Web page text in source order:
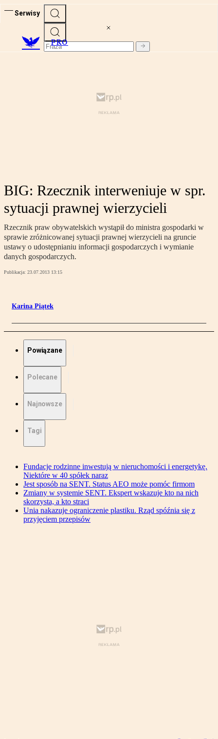
Serwisy
PRO
BIG: Rzecznik interweniuje w spr.
sytuacji prawnej wierzycieli
Rzecznik praw obywatelskich wystąpił do ministra gospodarki w
sprawie zróżnicowanej sytuacji prawnej wierzycieli na gruncie
ustawy o udostępnianiu informacji gospodarczych i wymianie
danych gospodarczych.
Publikacja: 23.07.2013 13:15
Karina Piątek
Powiązane
Polecane
Najnowsze
Tagi
Fundacje rodzinne inwestują w nieruchomości i energetykę.
Niektóre w 40 spółek naraz
Jest sposób na SENT. Status AEO może pomóc firmom
Zmiany w systemie SENT. Ekspert wskazuje kto na nich
skorzysta, a kto straci
Unia nakazuje ograniczenie plastiku. Rząd spóźnia się z
przyjęciem przepisów